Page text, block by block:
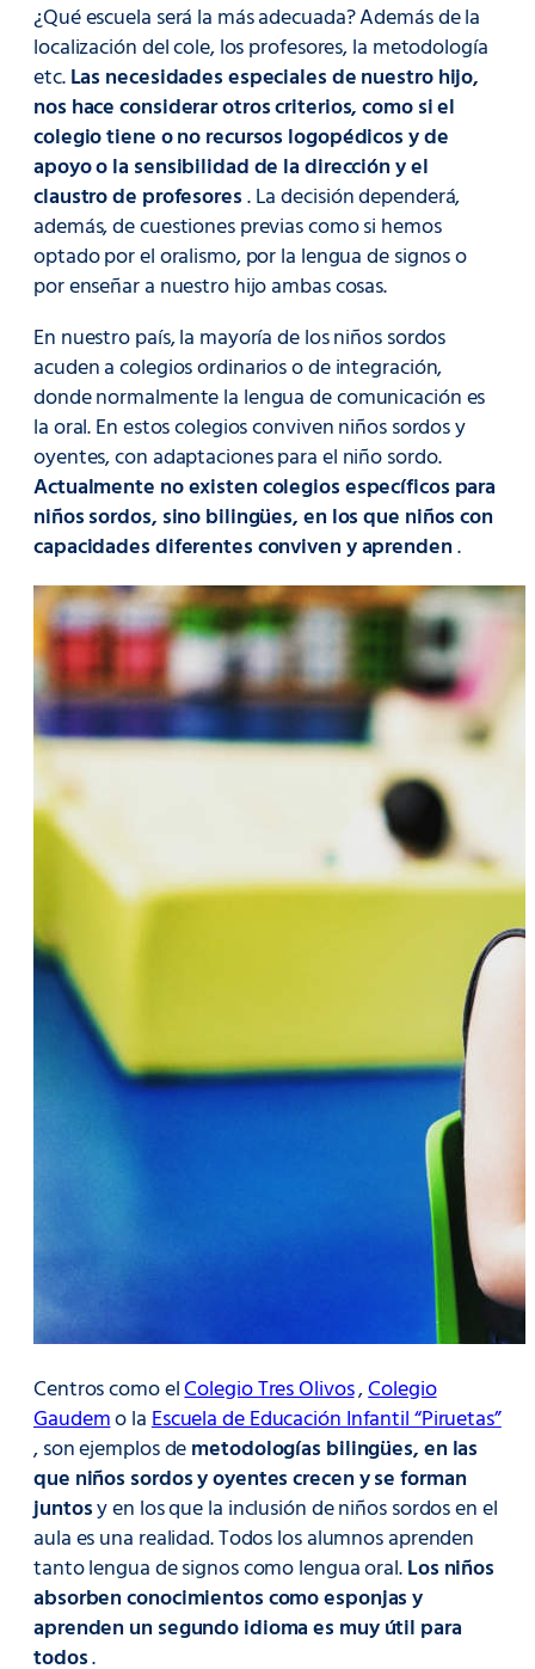
¿Qué escuela será la más adecuada? Además de la
localización del cole, los profesores, la metodología
etc.Las necesidades especiales de nuestro hijo,
nos hace considerar otros criterios, como si el
colegio tiene o no recursos logopédicos y de
apoyo o la sensibilidad de la dirección y el
claustro de profesores. La decisión dependerá,
además, de cuestiones previas como si hemos
optado por el oralismo, por la lengua de signos o
por enseñar a nuestro hijo ambas cosas.
En nuestro país, la mayoría de los niños sordos
acuden a colegios ordinarios o de integración,
donde normalmente la lengua de comunicación es
la oral. En estos colegios conviven niños sordos y
oyentes, con adaptaciones para el niño sordo.
Actualmente no existen colegios específicos para
niños sordos, sino bilingües, en los que niños con
capacidades diferentes conviven y aprenden.
Centros como elColegio Tres Olivos,Colegio
Gaudemo laEscuela de Educación Infantil “Piruetas”
, son ejemplos demetodologías bilingües, en las
que niños sordos y oyentes crecen y se forman
juntosy en los que la inclusión de niños sordos en el
aula es una realidad. Todos los alumnos aprenden
tanto lengua de signos como lengua oral.Los niños
absorben conocimientos como esponjas y
aprenden un segundo idioma es muy útil para
todos.